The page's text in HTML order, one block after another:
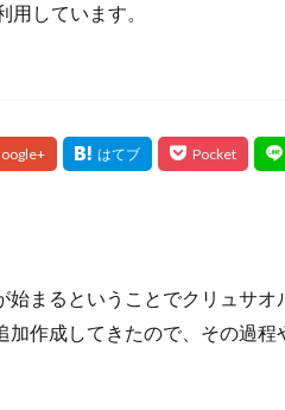
しています。
始まるということでクリュサオ
加作成してきたので、その過程